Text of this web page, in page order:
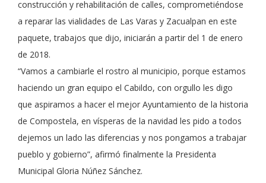
construcción y rehabilitación de calles, comprometiéndose
a reparar las vialidades de Las Varas y Zacualpan en este
paquete, trabajos que dijo, iniciarán a partir del 1 de enero
de 2018.
“Vamos a cambiarle el rostro al municipio, porque estamos
haciendo un gran equipo el Cabildo, con orgullo les digo
que aspiramos a hacer el mejor Ayuntamiento de la historia
de Compostela, en vísperas de la navidad les pido a todos
dejemos un lado las diferencias y nos pongamos a trabajar
pueblo y gobierno”, afirmó finalmente la Presidenta
Municipal Gloria Núñez Sánchez.